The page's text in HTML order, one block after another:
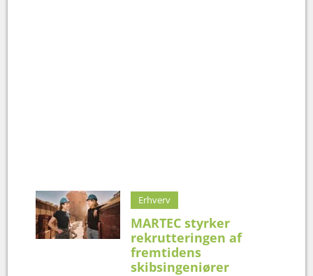
Erhverv
MARTEC styrker
rekrutteringen af
fremtidens
skibsingeniører